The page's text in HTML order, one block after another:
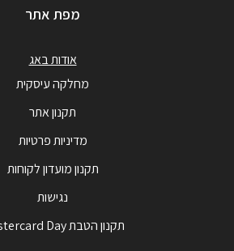
מפת אתר
אודות באג
מחלקה עיסקית
תקנון אתר
מדיניות פרטיות
תקנון מועדון לקוחות
נגישות
תקנון הטבת Mastercard Day